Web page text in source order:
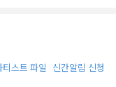
)라는 사실이 밝혀지
수 없는 혼란에 휩싸이
티스트 파일 신간알림 신청